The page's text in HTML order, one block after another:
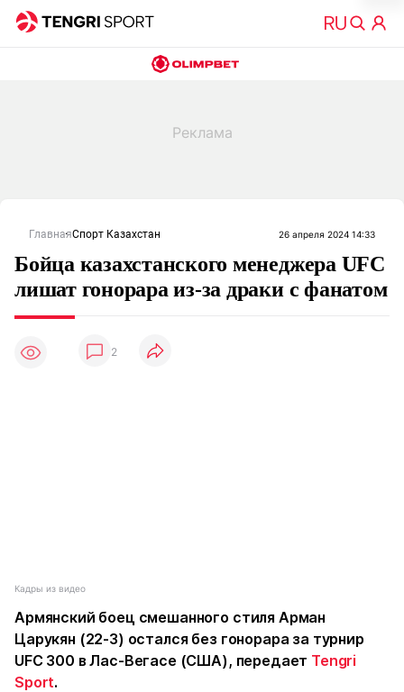
ГлавнаяСпорт Казахстан 26 апреля 2024 14:33
Бойца казахстанского менеджера UFC
лишат гонорара из-за драки с фанатом
2
Кадры из видео
Армянский боец смешанного стиля Арман
Царукян (22-3) остался без гонорара за турнир
UFC 300 в Лас-Вегасе (США), передает Tengri
Sport.